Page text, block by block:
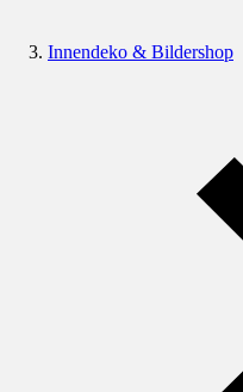
Innendeko & Bildershop